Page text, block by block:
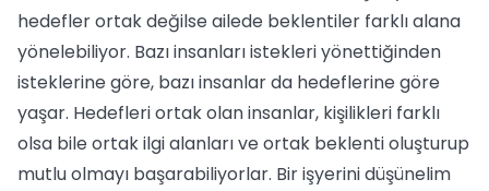
hedefler ortak değilse ailede beklentiler farklı alana
yönelebiliyor. Bazı insanları istekleri yönettiğinden
isteklerine göre, bazı insanlar da hedeflerine göre
yaşar. Hedefleri ortak olan insanlar, kişilikleri farklı
olsa bile ortak ilgi alanları ve ortak beklenti oluşturup
mutlu olmayı başarabiliyorlar. Bir işyerini düşünelim